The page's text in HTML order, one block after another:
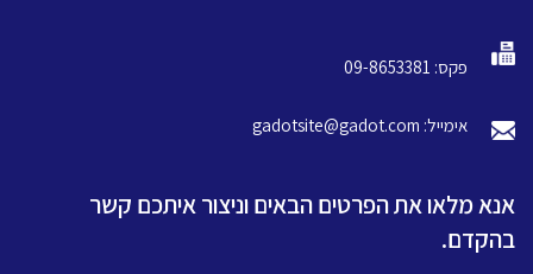
פקס: 09-8653381
אימייל: gadotsite@gadot.com
אנא מלאו את הפרטים הבאים וניצור איתכם קשר
בהקדם.